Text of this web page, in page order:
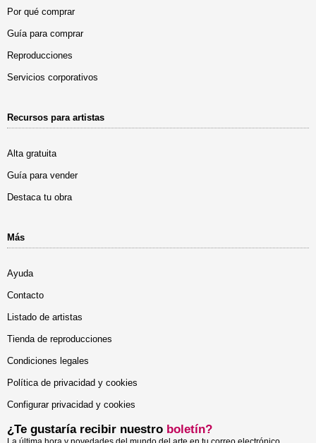
Por qué comprar
Guía para comprar
Reproducciones
Servicios corporativos
Recursos para artistas
Alta gratuita
Guía para vender
Destaca tu obra
Más
Ayuda
Contacto
Listado de artistas
Tienda de reproducciones
Condiciones legales
Política de privacidad y cookies
Configurar privacidad y cookies
¿Te gustaría recibir nuestro boletín?